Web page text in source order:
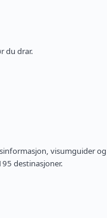
du drar.
visumguider og
destinasjoner.